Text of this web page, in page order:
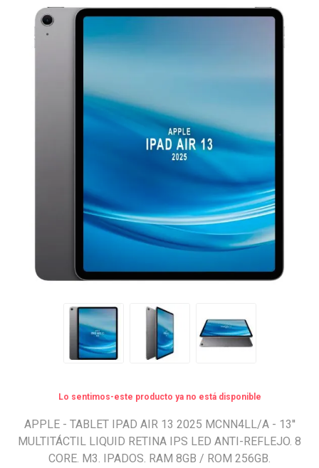
Lo sentimos-este producto ya no está disponible
APPLE - TABLET IPAD AIR 13 2025 MCNN4LL/A - 13''
MULTITÁCTIL LIQUID RETINA IPS LED ANTI-REFLEJO. 8
CORE. M3. IPADOS. RAM 8GB / ROM 256GB.